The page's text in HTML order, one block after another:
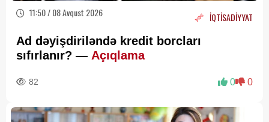
11:50 / 08 Avqust 2026 İQTİSADİYYAT
Ad dəyişdiriləndə kredit borcları
sıfırlanır? — Açıqlama
82 0 0